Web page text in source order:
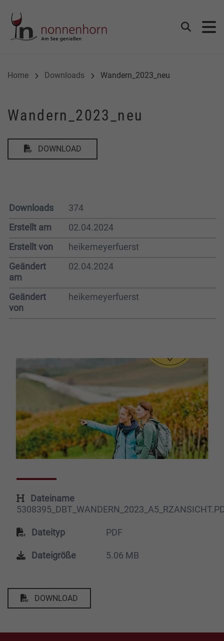
Suchen
Home Downloads Wandern_2023_neu
Wandern_2023_neu
DOWNLOAD
Downloads
374
Erstellt am
02.04.2024
Erstellt von
heikemeyerfuerst
Geändert
am
02.04.2024
Geändert
von
heikemeyerfuerst
Dateiname
Dateityp PDF
Dateigröße 5.06 MB
DOWNLOAD